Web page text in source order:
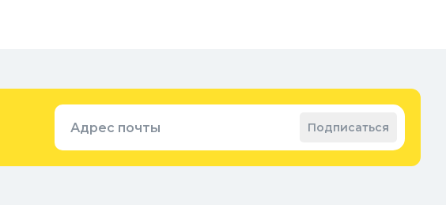
Придверные коврики
Адрес почты Подписаться